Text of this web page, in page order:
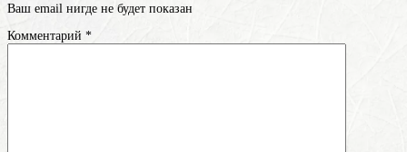
Ваш email нигде не будет показан
Комментарий *